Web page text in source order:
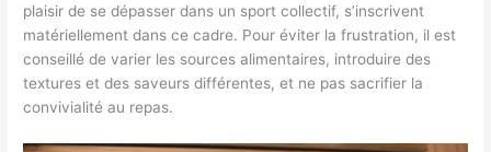
plaisir de se dépasser dans un sport collectif, s’inscrivent
matériellement dans ce cadre. Pour éviter la frustration, il est
conseillé de varier les sources alimentaires, introduire des
textures et des saveurs différentes, et ne pas sacrifier la
convivialité au repas.